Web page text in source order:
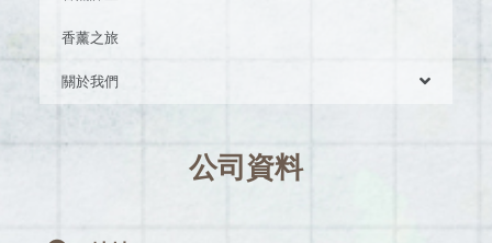
香薰之旅
關於我們
公司資料